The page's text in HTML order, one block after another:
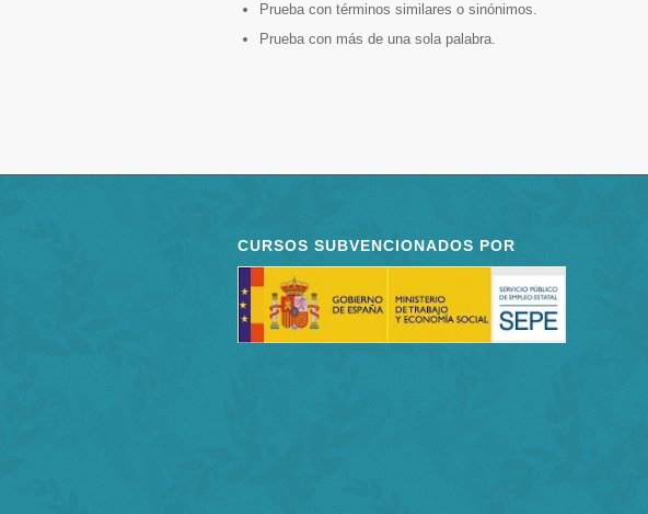
Prueba con términos similares o sinónimos.
Prueba con más de una sola palabra.
CURSOS SUBVENCIONADOS POR